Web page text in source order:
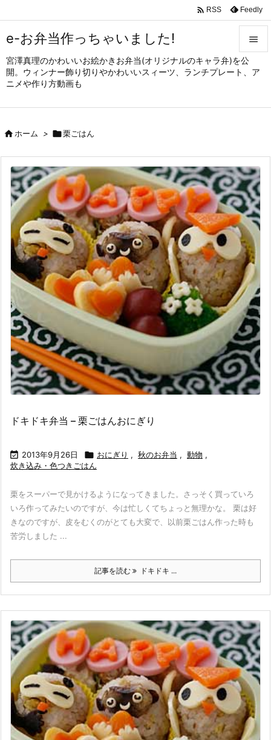
e-お弁当作っちゃいました!
宮澤真理のかわいいお絵かきお弁当(オリジナルのキャラ弁)を公
開。ウィンナー飾り切りやかわいいスィーツ、ランチプレート、ア
ニメや作り方動画も


メニュ
サイド

次へ

検索
 RSS Feedly
ホーム > 栗ごはん
ドキドキ弁当 – 栗ごはんおにぎり
 2013年9月26日  おにぎり , 秋のお弁当 , 動物 ,
炊き込み・色つきごはん
栗をスーパーで見かけるようになってきました。さっそく買っていろ
いろ作ってみたいのですが、今は忙しくてちょっと無理かな。 栗は好
きなのですが、皮をむくのがとても大変で、以前栗ごはん作った時も
苦労しました ...
記事を読む ドキドキ ...